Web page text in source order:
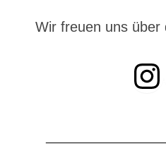
Kommandowagen
Hubarbeitsbühne
Wir freuen uns über
INSTAGRAM